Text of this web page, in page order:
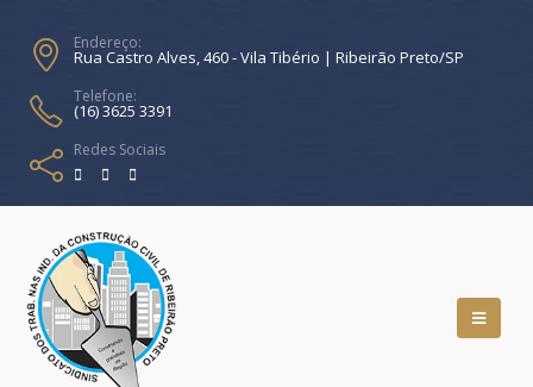
Endereço:
Rua Castro Alves, 460 - Vila Tibério | Ribeirão Preto/SP
Telefone:
(16) 3625 3391
Redes Sociais